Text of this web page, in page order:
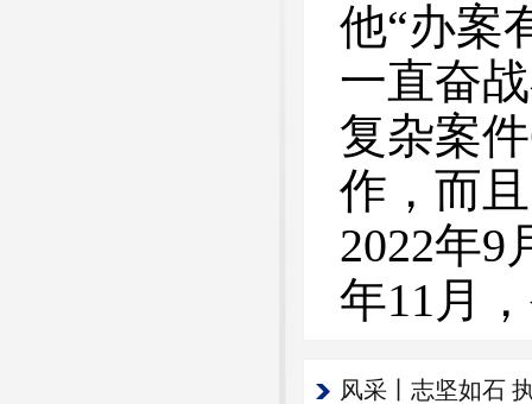
他“办案
一直奋
复杂案
作，而
2022年9
年11月
风采丨志坚如石